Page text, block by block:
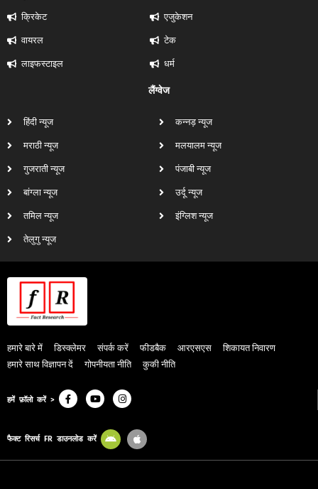
क्रिकेट
वायरल
लाइफस्टाइल
एजुकेशन
टेक
धर्म
लैंग्वेज
हिंदी न्यूज
मराठी न्यूज
गुजराती न्यूज
बांग्ला न्यूज
तमिल न्यूज
तेलुगु न्यूज
कन्नड़ न्यूज
मलयालम न्यूज
पंजाबी न्यूज
उर्दू न्यूज
इंग्लिश न्यूज
हमारे बारे में डिस्क्लेमर संपर्क करें फीडबैक आरएसएस
शिकायत निवारण
हमारे साथ विज्ञापन दें
गोपनीयता नीति कुकी नीति
हमें फ़ॉलो करें >
फैक्ट रिसर्च FR डाउनलोड करें